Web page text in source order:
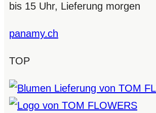
bis 15 Uhr, Lieferung morgen
panamy.ch
TOP